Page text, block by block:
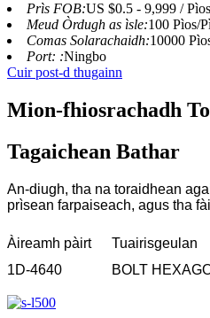
Prìs FOB:US $0.5 - 9,999 / Pìos
Meud Òrdugh as ìsle:100 Pìos/
Comas Solarachaidh:10000
Port: :Ningbo
Cuir post-d thugainn
Mion-fhiosrachadh
Tagaichean Bathar
An-diugh, tha na toraidhean
prìsean farpaiseach, agus tha
Àireamh pàirt Tuairisgeulan
1D-4640
BOLT